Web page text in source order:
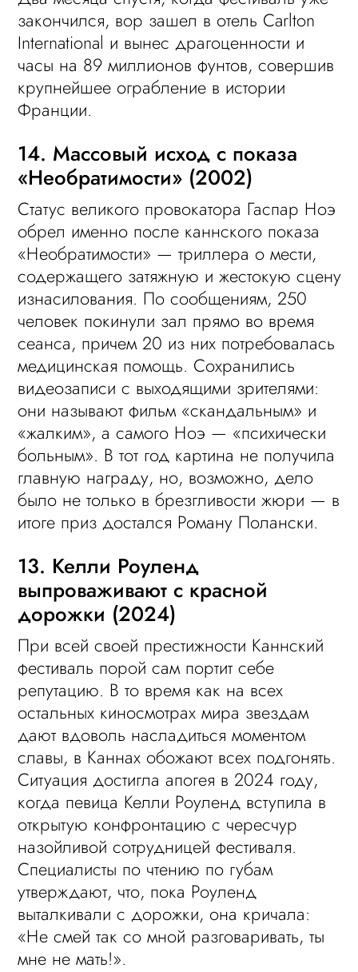
закончился, вор зашел в отель Carlton
International и вынес драгоценности и
часы на 89 миллионов фунтов, совершив
крупнейшее ограбление в истории
Франции.
14. Массовый исход с показа
«Необратимости» (2002)
Статус великого провокатора Гаспар Ноэ
обрел именно после каннского показа
«Необратимости» — триллера о мести,
содержащего затяжную и жестокую сцену
изнасилования. По сообщениям, 250
человек покинули зал прямо во время
сеанса, причем 20 из них потребовалась
медицинская помощь. Сохранились
видеозаписи с выходящими зрителями:
они называют фильм «скандальным» и
«жалким», а самого Ноэ — «психически
больным». В тот год картина не получила
главную награду, но, возможно, дело
было не только в брезгливости жюри — в
итоге приз достался Роману Полански.
13. Келли Роуленд
выпроваживают с красной
дорожки (2024)
При всей своей престижности Каннский
фестиваль порой сам портит себе
репутацию. В то время как на всех
остальных киносмотрах мира звездам
дают вдоволь насладиться моментом
славы, в Каннах обожают всех подгонять.
Ситуация достигла апогея в 2024 году,
когда певица Келли Роуленд вступила в
открытую конфронтацию с чересчур
назойливой сотрудницей фестиваля.
Специалисты по чтению по губам
утверждают, что, пока Роуленд
выталкивали с дорожки, она кричала:
«Не смей так со мной разговаривать, ты
мне не мать!».